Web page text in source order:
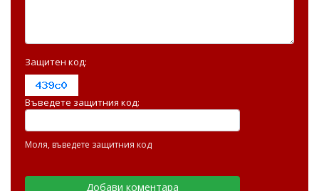
Защитен код:
Въведете защитния код:
Моля, въведете защитния код